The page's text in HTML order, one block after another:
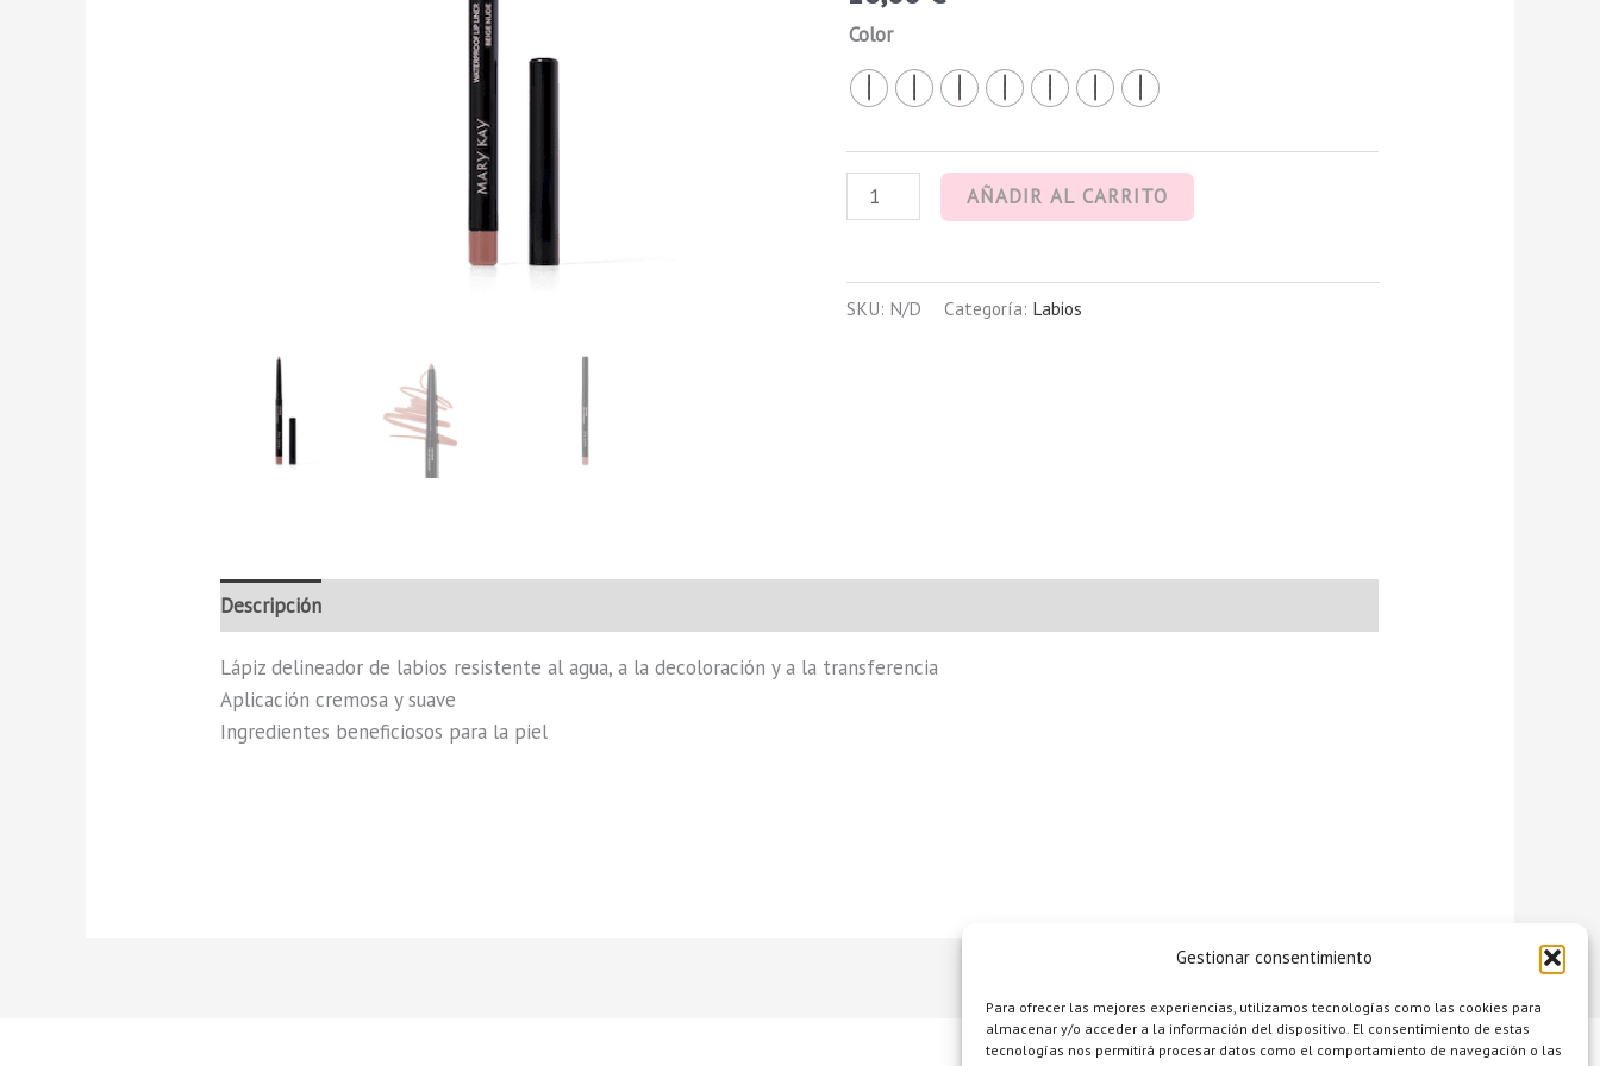
Gestionar consentimiento
Para ofrecer las mejores experiencias, utilizamos tecnologías como las cookies para
almacenar y/o acceder a la información del dispositivo. El consentimiento de estas
tecnologías nos permitirá procesar datos como el comportamiento de navegación o las
Color
AÑADIR AL CARRITO
SKU: N/D Categoría: Labios
Descripción
Lápiz delineador de labios resistente al agua, a la decoloración y a la transferencia
Aplicación cremosa y suave
Ingredientes beneficiosos para la piel